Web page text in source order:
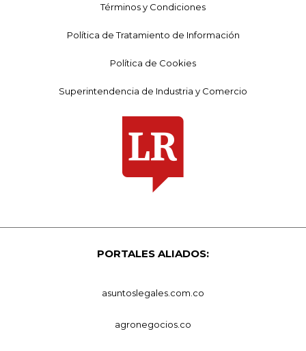
Términos y Condiciones
Política de Tratamiento de Información
Política de Cookies
Superintendencia de Industria y Comercio
PORTALES ALIADOS:
asuntoslegales.com.co
agronegocios.co